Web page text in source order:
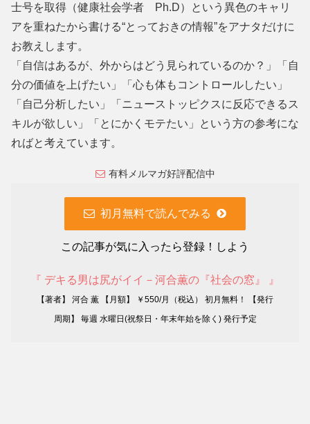
士号を取得（健康社会学者 Ph.D）という異色のキャリ
アを重ねたから書ける“とっておきの情報”をアナタだけに
お教えします。
「自信はあるが、外からはどう見られているのか？」「自
分の価値を上げたい」「心も体もコントロールしたい」
「自己分析したい」「ニューストッピクスに反応できるス
キルが欲しい」「とにかくモテたい」という方の参考にな
ればと考えています。
有料メルマガ好評配信中
初月無料で読んでみる
この記事が気に入ったら登録！しよう
『 デキる男は尻がイイ－河合薫の『社会の窓』 』
【著者】 河合 薫 【月額】 ￥550/月（税込） 初月無料！ 【発行
周期】 毎週 水曜日(祝祭日・年末年始を除く) 発行予定